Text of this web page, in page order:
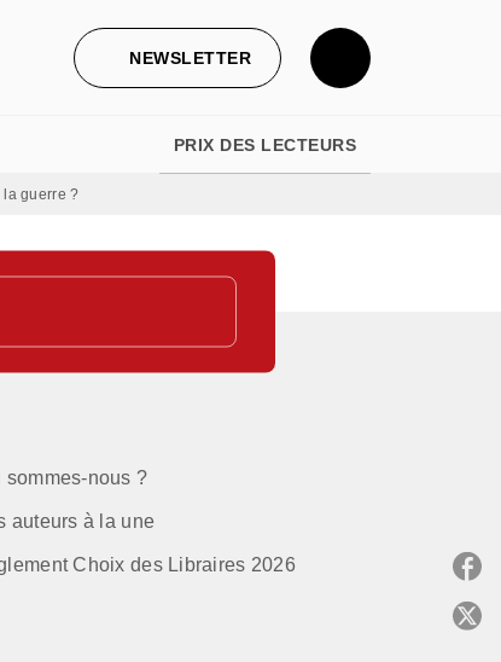
NEWSLETTER
PRIX DES LECTEURS
la guerre ?
sommes-nous ?
auteurs à la une
Choix des Libraires 2026